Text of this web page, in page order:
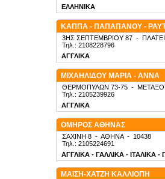
ΕΛΛΗΝΙΚΑ
ΚΑΠΠΑ - ΠΑΠΑΠΑΝΟΥ -
3ΗΣ ΣΕΠΤΕΜΒΡΙΟΥ 87 -
Τηλ.: 2108228796
ΑΓΓΛΙΚΑ
ΜΙΧΑΗΛΙΔΟΥ ΜΑΡΙΑ - ΑΝΝΑ
ΘΕΡΜΟΠΥΛΩΝ 73-75 -
Τηλ.: 2105239926
ΑΓΓΛΙΚΑ
ΟΜΗΡΟΣ ΑΘΗΝΑΣ
ΣΑΧΙΝΗ 8 - ΑΘΗΝΑ- 10438
Τηλ.: 2105224691
ΑΓΓΛΙΚΑ - ΓΑΛΛΙΚΑ - ΙΤΑΛΙΚΑ -
ΜΑΙΣΗ-ΧΑΤΖΗ ΚΑΛΛΙΟΠΗ